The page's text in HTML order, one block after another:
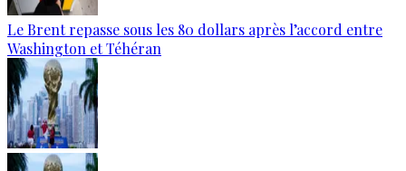
Le Brent repasse sous les 80 dollars après l’accord entre
Washington et Téhéran